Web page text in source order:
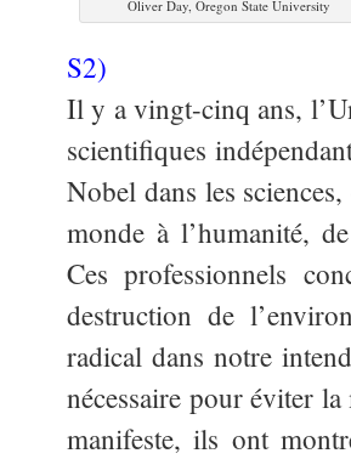
Oliver Day, Oregon State University
S2)
Il y a vingt-cinq ans,
scientifiques
Nobel dans les
monde à l’humanité,
Ces professionnels
destruction de
radical dans notre
nécessaire pour éviter
manifeste, ils ont